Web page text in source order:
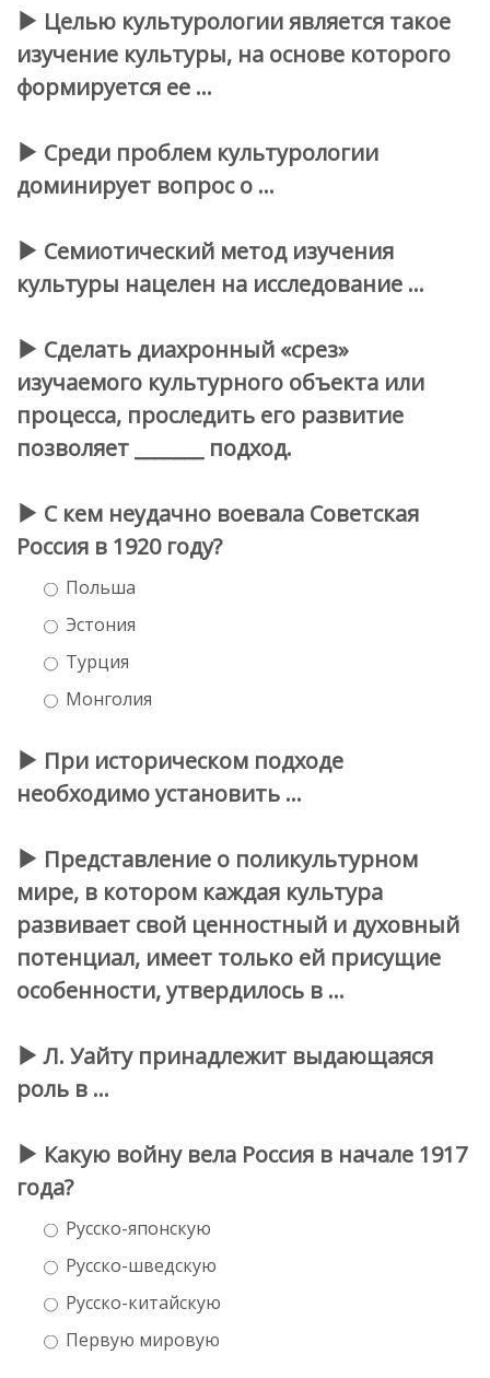
Целью культурологии является такое
изучение культуры, на основе которого
формируется ее …
Среди проблем культурологии
доминирует вопрос о …
Семиотический метод изучения
культуры нацелен на исследование …
Сделать диахронный «срез»
изучаемого культурного объекта или
процесса, проследить его развитие
позволяет _______ подход.
С кем неудачно воевала Советская
Россия в 1920 году?
Польша
Эстония
Турция
Монголия
При историческом подходе
необходимо установить …
Представление о поликультурном
мире, в котором каждая культура
развивает свой ценностный и духовный
потенциал, имеет только ей присущие
особенности, утвердилось в …
Л. Уайту принадлежит выдающаяся
роль в …
Какую войну вела Россия в начале 1917
года?
Русско-японскую
Русско-шведскую
Русско-китайскую
Первую мировую